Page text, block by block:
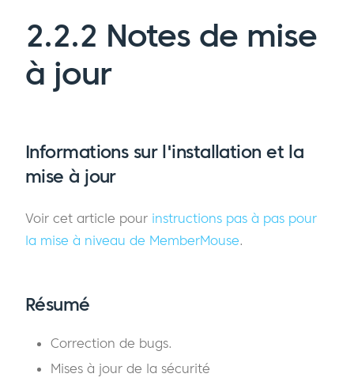
2.2.2 Notes de mise
à jour
Informations sur l'installation et la
mise à jour
Voir cet article pour instructions pas à pas pour
la mise à niveau de MemberMouse.
Résumé
Correction de bugs.
Mises à jour de la sécurité